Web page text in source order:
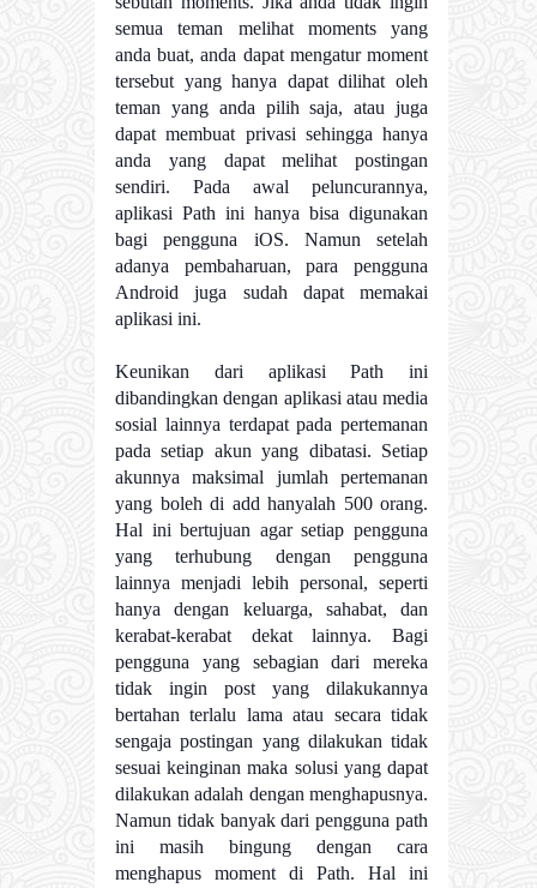
semua teman melihat moments yang
anda buat, anda dapat mengatur moment
tersebut yang hanya dapat dilihat oleh
teman yang anda pilih saja, atau juga
dapat membuat privasi sehingga hanya
anda yang dapat melihat postingan
sendiri. Pada awal peluncurannya,
aplikasi Path ini hanya bisa digunakan
bagi pengguna iOS. Namun setelah
adanya pembaharuan, para pengguna
Android juga sudah dapat memakai
aplikasi ini.
Keunikan dari aplikasi Path ini
dibandingkan dengan aplikasi atau media
sosial lainnya terdapat pada pertemanan
pada setiap akun yang dibatasi. Setiap
akunnya maksimal jumlah pertemanan
yang boleh di add hanyalah 500 orang.
Hal ini bertujuan agar setiap pengguna
yang terhubung dengan pengguna
lainnya menjadi lebih personal, seperti
hanya dengan keluarga, sahabat, dan
kerabat-kerabat dekat lainnya. Bagi
pengguna yang sebagian dari mereka
tidak ingin post yang dilakukannya
bertahan terlalu lama atau secara tidak
sengaja postingan yang dilakukan tidak
sesuai keinginan maka solusi yang dapat
dilakukan adalah dengan menghapusnya.
Namun tidak banyak dari pengguna path
ini masih bingung dengan cara
menghapus moment di Path. Hal ini